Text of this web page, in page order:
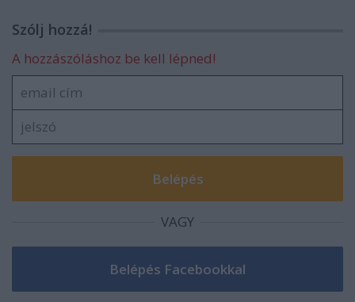
Szólj hozzá!
A hozzászóláshoz be kell lépned!
VAGY